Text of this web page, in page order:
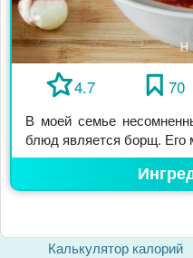
4.7 70
В моей семье
блюд является борщ. Его
Калькулятор калорий